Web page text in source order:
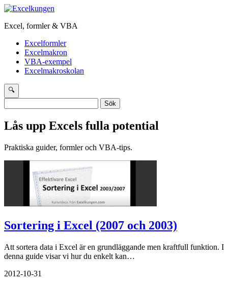
Excel, formler & VBA
Excelformler
Excelmakron
VBA-exempel
Excelmakroskolan
🔍
efter:
Lås upp Excels fulla potential
Praktiska guider, formler och VBA-tips.
Sortering i Excel (2007 och 2003)
Att sortera data i Excel är en grundläggande men kraftfull funktion. I
denna guide visar vi hur du enkelt kan…
2012-10-31